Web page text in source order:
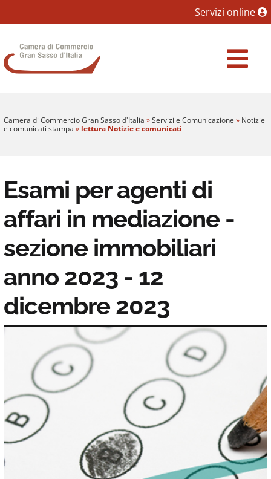
Vai al Contenuto principale della pagina
Servizi online
Camera di Commercio Gran Sasso d'Italia
Camera di Commercio Gran Sasso d'Italia »Servizi e Comunicazione » Notizie
e comunicati stampa » lettura Notizie e comunicati
Esami per agenti di
affari in mediazione -
sezione immobiliari
anno 2023 - 12
dicembre 2023